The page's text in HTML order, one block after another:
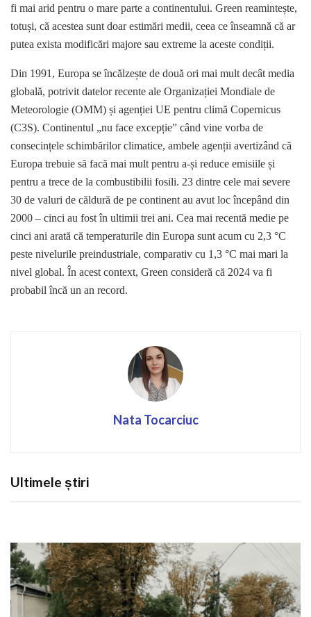
fi mai arid pentru o mare parte a continentului. Green reamintește,
totuși, că acestea sunt doar estimări medii, ceea ce înseamnă că ar
putea exista modificări majore sau extreme la aceste condiții.
Din 1991, Europa se încălzește de două ori mai mult decât media
globală, potrivit datelor recente ale Organizației Mondiale de
Meteorologie (OMM) și agenției UE pentru climă Copernicus
(C3S). Continentul „nu face excepție” când vine vorba de
consecințele schimbărilor climatice, ambele agenții avertizând că
Europa trebuie să facă mai mult pentru a-și reduce emisiile și
pentru a trece de la combustibilii fosili. 23 dintre cele mai severe
30 de valuri de căldură de pe continent au avut loc începând din
2000 – cinci au fost în ultimii trei ani. Cea mai recentă medie pe
cinci ani arată că temperaturile din Europa sunt acum cu 2,3 ​​°C
peste nivelurile preindustriale, comparativ cu 1,3 °C mai mari la
nivel global. În acest context, Green consideră că 2024 va fi
probabil încă un an record.
Nata Tocarciuc
Ultimele știri